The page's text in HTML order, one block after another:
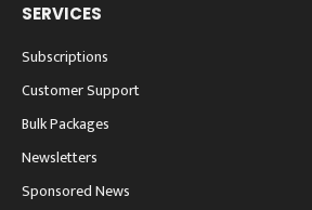
SERVICES
Subscriptions
Customer Support
Bulk Packages
Newsletters
Sponsored News